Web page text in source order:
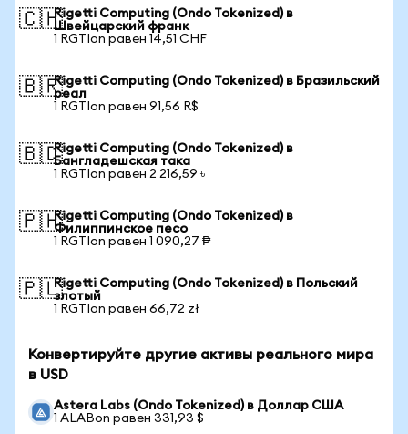
🇨🇭Rigetti Computing (Ondo Tokenized) в
Швейцарский франк
1 RGTIon равен 14,51 CHF
🇧🇷Rigetti Computing (Ondo Tokenized) в Бразильский
реал
1 RGTIon равен 91,56 R$
🇧🇩Rigetti Computing (Ondo Tokenized) в
Бангладешская така
1 RGTIon равен 2 216,59 ৳
🇵🇭Rigetti Computing (Ondo Tokenized) в
Филиппинское песо
1 RGTIon равен 1 090,27 ₱
🇵🇱Rigetti Computing (Ondo Tokenized) в Польский
злотый
1 RGTIon равен 66,72 zł
Конвертируйте другие активы реального мира
в USD
Astera Labs (Ondo Tokenized) в Доллар США
1 ALABon равен 331,93 $